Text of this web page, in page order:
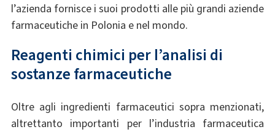
l’azienda fornisce i suoi prodotti alle più grandi aziende
farmaceutiche in Polonia e nel mondo.
Reagenti chimici per l’analisi di
sostanze farmaceutiche
Oltre agli ingredienti farmaceutici sopra menzionati,
altrettanto importanti per l’industria farmaceutica